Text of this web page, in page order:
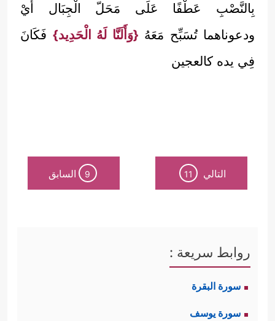
بِالنَّصْبِ عَطْفًا عَلَى مَحَلّ الْجِبَال أَيْ
ودعوناهما تُسَبِّح مَعَهُ {وَأَلَنَّا لَهُ الْحَدِيد} فَكَانَ
فِي يده كالعجين
التالي 11
9 السابق
روابط سريعة :
سورة البقرة
سورة يوسف